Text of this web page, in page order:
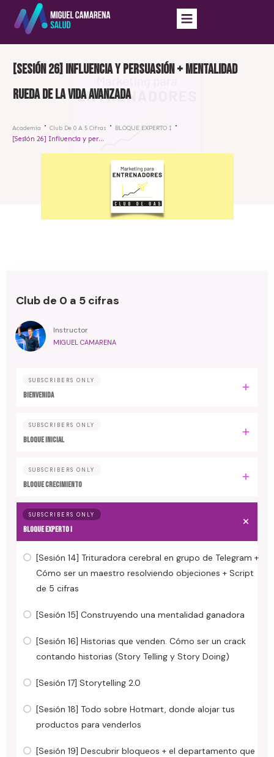
[Sesión 26] Influencia y persuasión + mentalidad
rueda de la vida avanzada
Academia Club De 0 A 5 Cifras BLOQUE EXPERTO I
[Sesión 26] Influencia y persuasión + mentalidad rueda de la vida avanzada
Club de 0 a 5 cifras
Instructor
MIGUEL CAMARENA
SUBSCRIBERS ONLY
BIENVENIDA
SUBSCRIBERS ONLY
BLOQUE INICIAL
SUBSCRIBERS ONLY
BLOQUE CRECIMIENTO
SUBSCRIBERS ONLY
BLOQUE EXPERTO I
[Sesión 14] Trituradora cerebral en grupo de Telegram +
Cómo ser un maestro resolviendo objeciones + Script
de 5 cifras
[Sesión 15] Construyendo una mentalidad ganadora
[Sesión 16] Historias que venden. Cómo ser un crack
contando historias (Story Telling y Story Doing)
[Sesión 17] Storytelling 2.0
[Sesión 18] Todo sobre Hotmart, donde alojar tus
productos para venderlos
[Sesión 19] Descubrir bloqueos + el departamento que